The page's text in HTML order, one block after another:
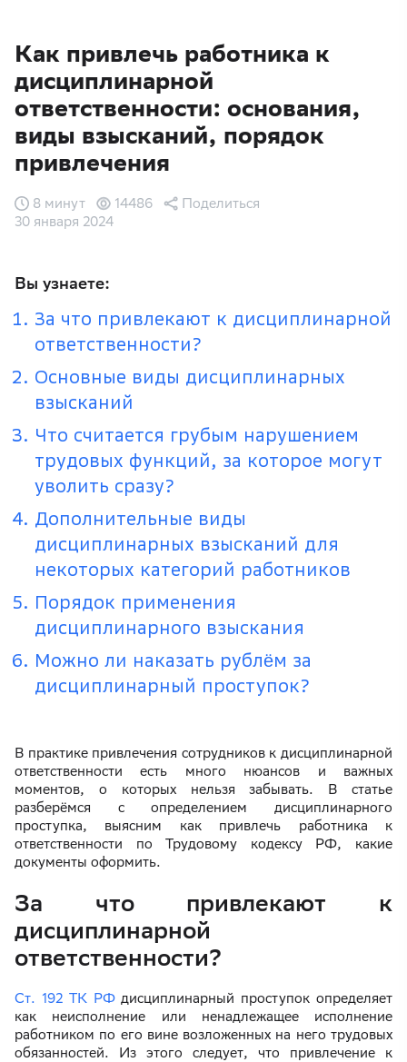
Как привлечь работника к
дисциплинарной
ответственности: основания,
виды взысканий, порядок
привлечения
30 января 2024
8 минут 14486 Поделиться
Вы узнаете:
За что привлекают к дисциплинарной
ответственности?
Основные виды дисциплинарных
взысканий
Что считается грубым нарушением
трудовых функций, за которое могут
уволить сразу?
Дополнительные виды
дисциплинарных взысканий для
некоторых категорий работников
Порядок применения
дисциплинарного взыскания
Можно ли наказать рублём за
дисциплинарный проступок?
В практике привлечения сотрудников к дисциплинарной
ответственности есть много нюансов и важных
моментов, о которых нельзя забывать. В статье
разберёмся с определением дисциплинарного
проступка, выясним как привлечь работника к
ответственности по Трудовому кодексу РФ, какие
документы оформить.
За что привлекают к
дисциплинарной
ответственности?
Ст. 192 ТК РФдисциплинарный проступок определяет
как неисполнение или ненадлежащее исполнение
работником по его вине возложенных на него трудовых
обязанностей. Из этого следует, что привлечение к